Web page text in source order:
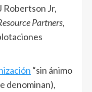
Robertson Jr,
Partners,
“sin ánimo
denominan),